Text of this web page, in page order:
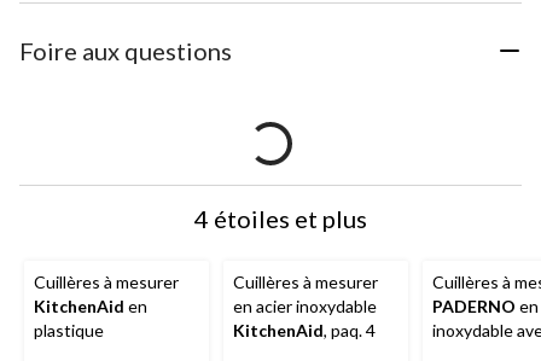
Foire aux questions
4 étoiles et plus
Cuillères à mesurer
KitchenAid en
plastique
Cuillères à mesurer
en acier inoxydable
KitchenAid, paq. 4
Cuillères à
PADERNO
inoxydable